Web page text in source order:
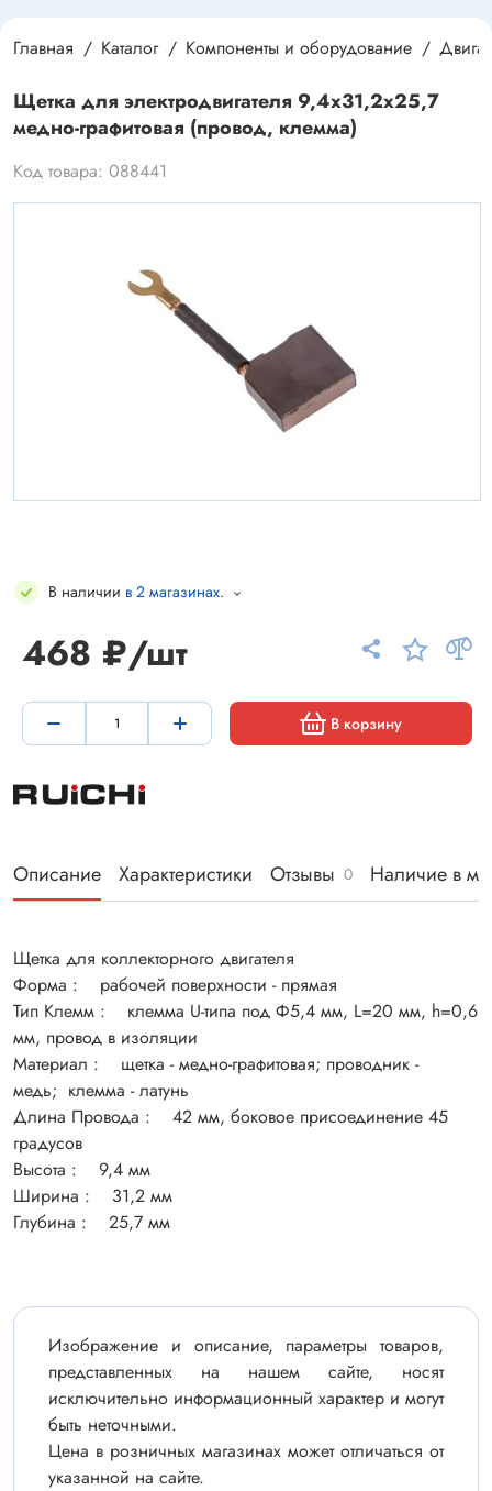
Главная Каталог Компоненты и оборудование
Щетка для электродвигателя 9,4x31,2x25,7
медно-графитовая (провод, клемма)
Код товара: 088441
В наличии в 2 магазинах.
468 ₽/шт
В корзину
Описание Характеристики Отзывы 0 Наличие в
Щетка для коллекторного двигателя
Форма : рабочей поверхности - прямая
Тип Клемм : клемма U-типа под Ф5,4 мм, L=20 мм, h=0,6
мм, провод в изоляции
Материал : щетка - медно-графитовая; проводник -
медь; клемма - латунь
Длина Провода : 42 мм, боковое присоединение 45
градусов
Высота : 9,4 мм
Ширина : 31,2 мм
Глубина : 25,7 мм
Изображение и описание, параметры товаров,
представленных на нашем сайте, носят
исключительно информационный характер и могут
быть неточными.
Цена в розничных магазинах может отличаться от
указанной на сайте.